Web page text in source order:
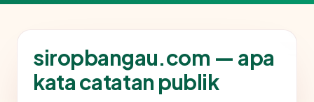
siropbangau.com — apa
kata catatan publik